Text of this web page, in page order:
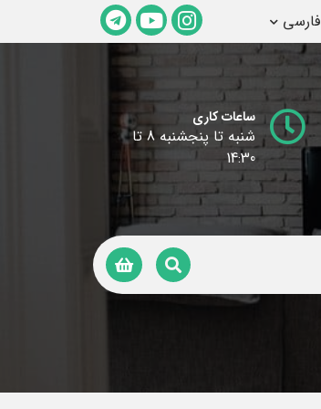
فارسی
ساعات کاری
شنبه تا پنجشنبه 8 تا
14:30